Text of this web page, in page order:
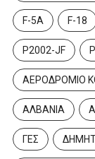
F-5A F-18
P2002-JF
ΑΕΡΟΔΡΟΜΙΟ
ΑΛΒΑΝΙΑ
ΓΕΣ